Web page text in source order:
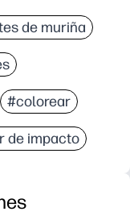
de muriña
#colorear
de impacto